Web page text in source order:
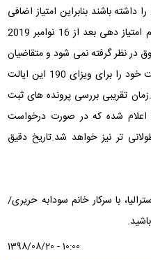
باشند بنابراین امتیاز اضافی
دریافت شده به دلیل تغییرات در سیستم امتیاز دهی بعد از 16 نوامبر 2019
در نظر گرفته نمی شود و متقاضیان
از 16 نوامبر به بعد مجددا باید درخواست خود را برای ویزای 190 این ایالت
تقریبی بررسی پرونده های ثبت
16 نوامبر 12 تا 14 هفته اعلام شده که در صورت درخواست
تر نیز خواهد شد.تاریخ دقیق
با سرکار خانم سودابه حریری/
1398/08/20 - 10:00